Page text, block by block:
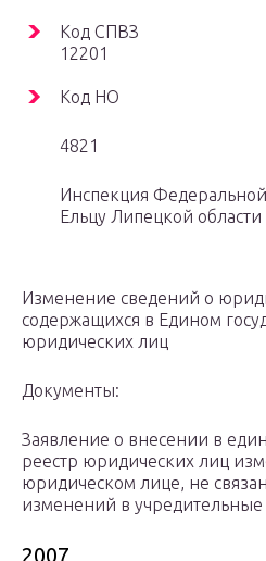
Код СПВЗ
12201
Код НО
4821
Инспекция
Ельцу Липецкой области
Изменение сведений о
содержащихся в Едином
юридических лиц
Документы:
Заявление о внесении в
реестр юридических лиц
юридическом лице, не
изменений в
2007